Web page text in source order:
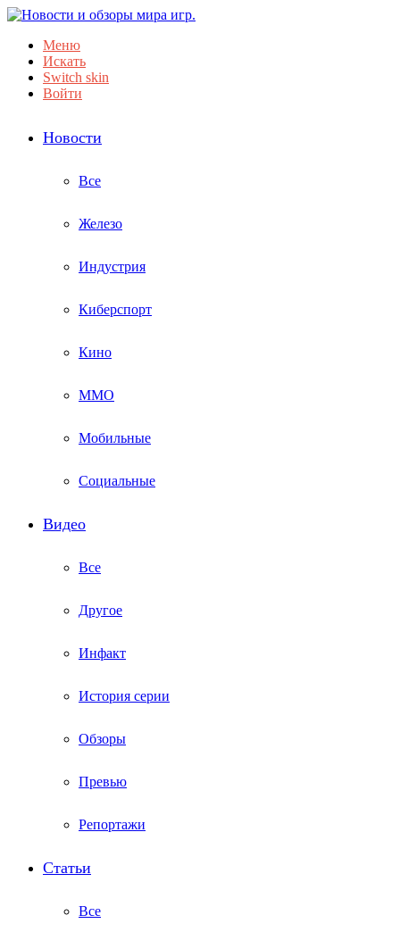
Меню
Искать
Switch skin
Войти
Новости
Все
Железо
Индустрия
Киберспорт
Кино
ММО
Мобильные
Социальные
Видео
Все
Другое
Инфакт
История серии
Обзоры
Превью
Репортажи
Статьи
Все